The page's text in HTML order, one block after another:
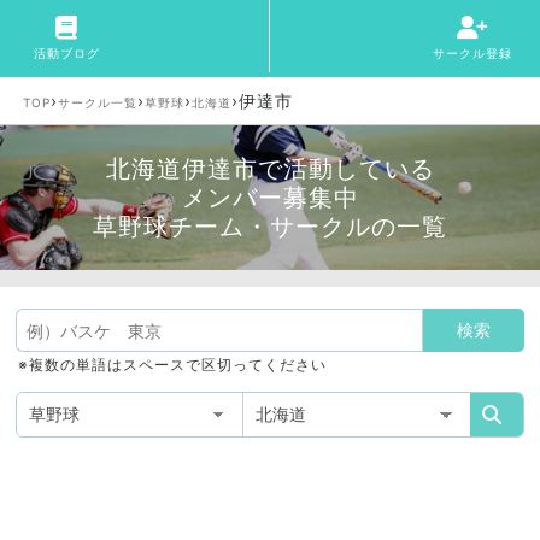
活動ブログ サークル登録
TOP›サークル一覧 ›草野球 ›北海道 ›伊達市
北海道伊達市で活動している
メンバー募集中
草野球チーム・サークルの一覧
※複数の単語はスペースで区切ってください